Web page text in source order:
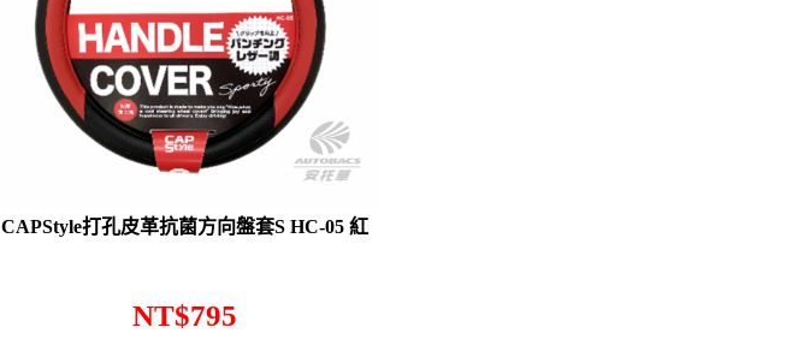
CAPStyle打孔皮革抗菌方向盤套S HC-05 紅
NT$795